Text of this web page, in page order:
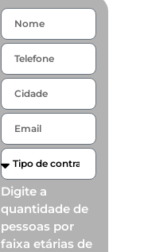
Digite a
quantidade de
pessoas por
faixa etárias de